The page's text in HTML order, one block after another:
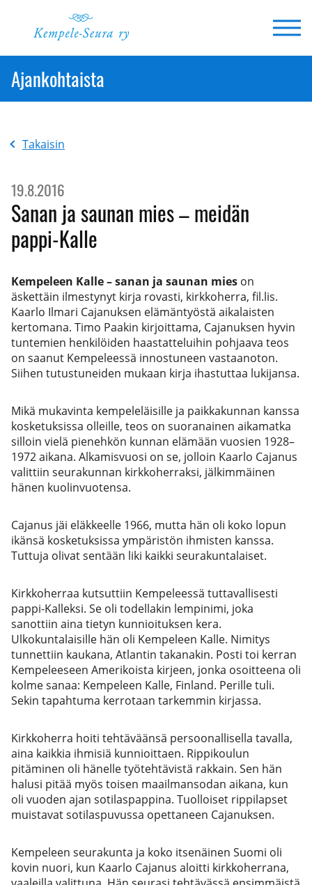
Ajankohtaista
Takaisin
19.8.2016
Sanan ja saunan mies – meidän
pappi-Kalle
Kempeleen Kalle – sanan ja saunan mies on
äskettäin ilmestynyt kirja rovasti, kirkkoherra, fil.lis.
Kaarlo Ilmari Cajanuksen elämäntyöstä aikalaisten
kertomana. Timo Paakin kirjoittama, Cajanuksen hyvin
tuntemien henkilöiden haastatteluihin pohjaava teos
on saanut Kempeleessä innostuneen vastaanoton.
Siihen tutustuneiden mukaan kirja ihastuttaa lukijansa.
Mikä mukavinta kempeleläisille ja paikkakunnan kanssa
kosketuksissa olleille, teos on suoranainen aikamatka
silloin vielä pienehkön kunnan elämään vuosien 1928–
1972 aikana. Alkamisvuosi on se, jolloin Kaarlo Cajanus
valittiin seurakunnan kirkkoherraksi, jälkimmäinen
hänen kuolinvuotensa.
Cajanus jäi eläkkeelle 1966, mutta hän oli koko lopun
ikänsä kosketuksissa ympäristön ihmisten kanssa.
Tuttuja olivat sentään liki kaikki seurakuntalaiset.
Kirkkoherraa kutsuttiin Kempeleessä tuttavallisesti
pappi-Kalleksi. Se oli todellakin lempinimi, joka
sanottiin aina tietyn kunnioituksen kera.
Ulkokuntalaisille hän oli Kempeleen Kalle. Nimitys
tunnettiin kaukana, Atlantin takanakin. Posti toi kerran
Kempeleeseen Amerikoista kirjeen, jonka osoitteena oli
kolme sanaa: Kempeleen Kalle, Finland. Perille tuli.
Sekin tapahtuma kerrotaan tarkemmin kirjassa.
Kirkkoherra hoiti tehtäväänsä persoonallisella tavalla,
aina kaikkia ihmisiä kunnioittaen. Rippikoulun
pitäminen oli hänelle työtehtävistä rakkain. Sen hän
halusi pitää myös toisen maailmansodan aikana, kun
oli vuoden ajan sotilaspappina. Tuolloiset rippilapset
muistavat sotilaspuvussa opettaneen Cajanuksen.
Kempeleen seurakunta ja koko itsenäinen Suomi oli
kovin nuori, kun Kaarlo Cajanus aloitti kirkkoherrana,